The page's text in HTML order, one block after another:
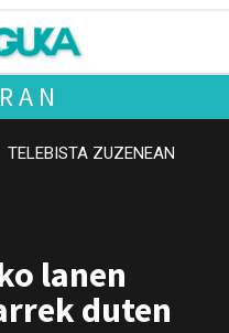
TELEBISTA ZUZENEAN
lanen
duten